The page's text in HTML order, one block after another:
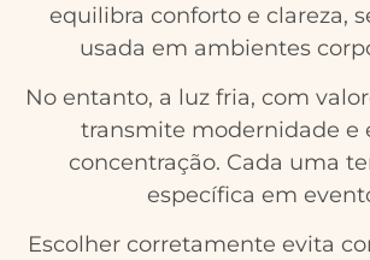
equilibra conforto e clareza,
usada em ambientes
No entanto, a luz fria, com
transmite modernidade e
concentração. Cada uma
específica em
Escolher corretamente evita